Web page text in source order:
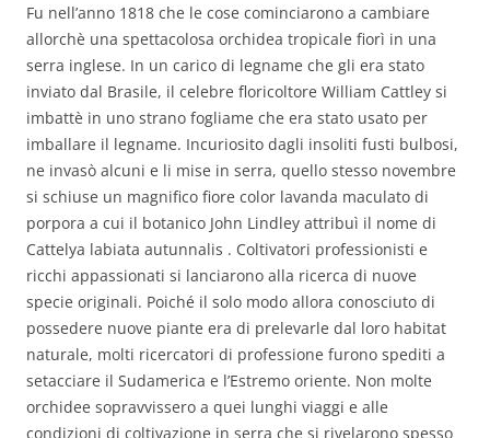
Fu nell’anno 1818 che le cose cominciarono a cambiare
allorchè una spettacolosa orchidea tropicale fiorì in una
serra inglese. In un carico di legname che gli era stato
inviato dal Brasile, il celebre floricoltore William Cattley si
imbattè in uno strano fogliame che era stato usato per
imballare il legname. Incuriosito dagli insoliti fusti bulbosi,
ne invasò alcuni e li mise in serra, quello stesso novembre
si schiuse un magnifico fiore color lavanda maculato di
porpora a cui il botanico John Lindley attribuì il nome di
Cattelya labiata autunnalis . Coltivatori professionisti e
ricchi appassionati si lanciarono alla ricerca di nuove
specie originali. Poiché il solo modo allora conosciuto di
possedere nuove piante era di prelevarle dal loro habitat
naturale, molti ricercatori di professione furono spediti a
setacciare il Sudamerica e l’Estremo oriente. Non molte
orchidee sopravvissero a quei lunghi viaggi e alle
condizioni di coltivazione in serra che si rivelarono spesso